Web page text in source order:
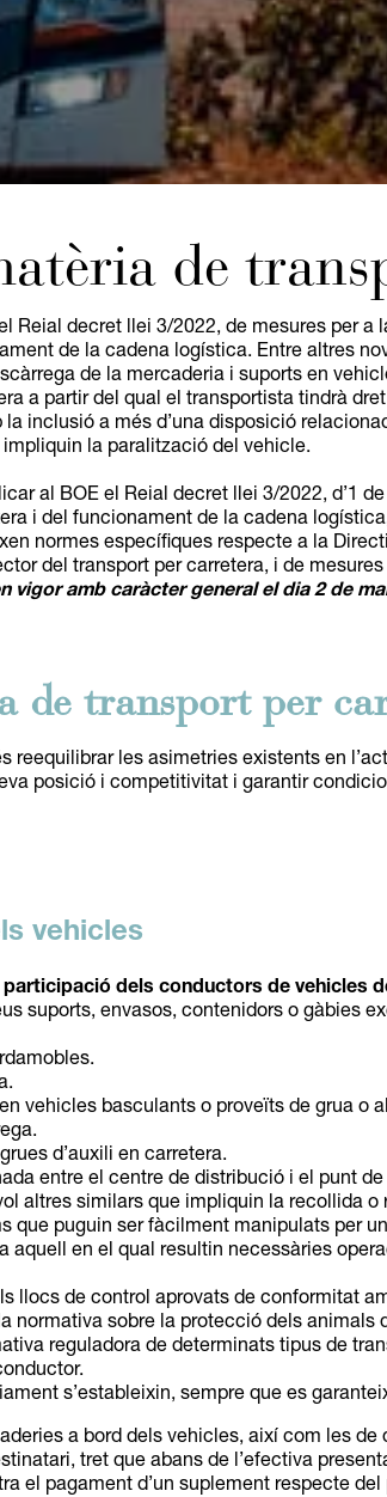
de
Reial decret llei 3/2022, de mesures per
de la cadena logística. Entre altres
de la mercaderia i suports en
a partir del qual el transportista tindrà
la inclusió a més d’una disposició
la paralització del vehicle.
al BOE el Reial decret llei 3/2022, d’1
i del funcionament de la cadena
normes específiques respecte a la
del transport per carretera, i de
vigor amb caràcter general el dia 2 de
de transport per
reequilibrar les asimetries existents en
posició i competitivitat i garantir
vehicles
dels conductors de vehicles
suports, envasos, contenidors o gàbies
en vehicles basculants o proveïts de grua
d’auxili en carretera.
entre el centre de distribució i el punt
altres similars que impliquin la recollida
que puguin ser fàcilment manipulats per
aquell en el qual resultin necessàries
llocs de control aprovats de conformitat
normativa sobre la protecció dels animals
reguladora de determinats tipus de
s’estableixin, sempre que es
a bord dels vehicles, així com les de
tret que abans de l’efectiva
el pagament d’un suplement respecte